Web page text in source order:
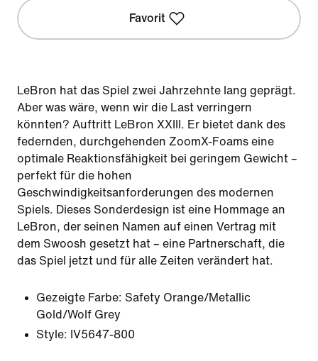
Favorit
LeBron hat das Spiel zwei Jahrzehnte lang geprägt.
Aber was wäre, wenn wir die Last verringern
könnten? Auftritt LeBron XXIII. Er bietet dank des
federnden, durchgehenden ZoomX-Foams eine
optimale Reaktionsfähigkeit bei geringem Gewicht –
perfekt für die hohen
Geschwindigkeitsanforderungen des modernen
Spiels. Dieses Sonderdesign ist eine Hommage an
LeBron, der seinen Namen auf einen Vertrag mit
dem Swoosh gesetzt hat – eine Partnerschaft, die
das Spiel jetzt und für alle Zeiten verändert hat.
Gezeigte Farbe: Safety Orange/Metallic
Gold/Wolf Grey
Style: IV5647-800